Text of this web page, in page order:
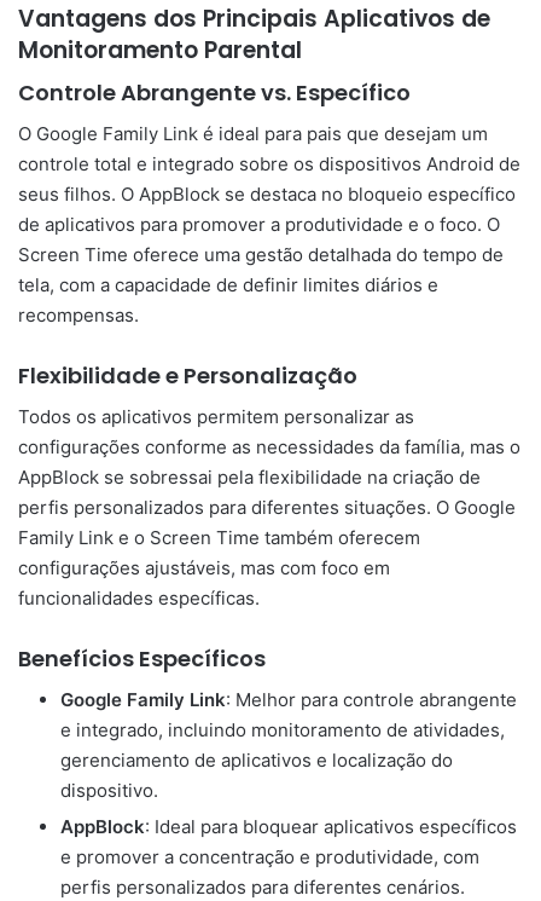
Vantagens dos Principais Aplicativos de
Monitoramento Parental
Controle Abrangente vs. Específico
O Google Family Link é ideal para pais que desejam um
controle total e integrado sobre os dispositivos Android de
seus filhos. O AppBlock se destaca no bloqueio específico
de aplicativos para promover a produtividade e o foco. O
Screen Time oferece uma gestão detalhada do tempo de
tela, com a capacidade de definir limites diários e
recompensas.
Flexibilidade e Personalização
Todos os aplicativos permitem personalizar as
configurações conforme as necessidades da família, mas o
AppBlock se sobressai pela flexibilidade na criação de
perfis personalizados para diferentes situações. O Google
Family Link e o Screen Time também oferecem
configurações ajustáveis, mas com foco em
funcionalidades específicas.
Benefícios Específicos
Google Family Link: Melhor para controle abrangente
e integrado, incluindo monitoramento de atividades,
gerenciamento de aplicativos e localização do
dispositivo.
AppBlock: Ideal para bloquear aplicativos específicos
e promover a concentração e produtividade, com
perfis personalizados para diferentes cenários.